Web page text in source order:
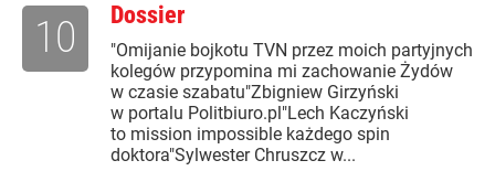
Dossier
"Omijanie bojkotu TVN przez moich partyjnych
kolegów przypomina mi zachowanie Żydów
w czasie szabatu"Zbigniew Girzyński
w portalu Politbiuro.pl"Lech Kaczyński
to mission impossible każdego spin
doktora"Sylwester Chruszcz w...
10